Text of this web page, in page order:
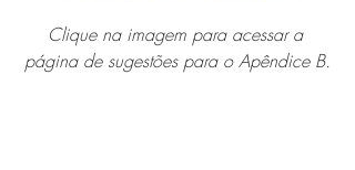
Clique na imagem para acessar a
página de sugestões para o Apêndice B.